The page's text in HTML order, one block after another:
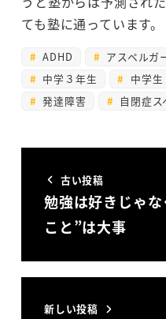
ても塾に通っています。
ADHD アスペルガ
中学３年生
中学生
発達障害
自閉症
古い投稿
勉強は好きじゃ
こと”は大事
新しい投稿